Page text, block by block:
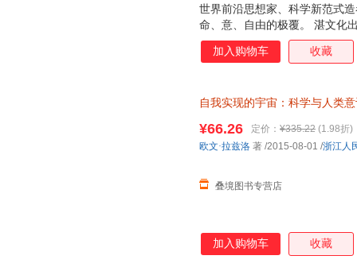
世界前沿思想家、科学新范式
命、意、自由的极覆。 湛文化
加入购物车 收藏
自我实现的宇宙：科学与人类
¥66.26 定价： ¥335.22 (1.98折)
叠境图书专营店
欧文·拉兹洛 著 /2015-08-01 /浙江人
加入购物车 收藏